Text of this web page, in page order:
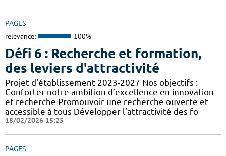
PAGES
relevance: 100%
Défi 6 : Recherche et formation,
des leviers d'attractivité
Projet d'établissement 2023-2027 Nos objectifs :
Conforter notre ambition d’excellence en innovation
et recherche Promouvoir une recherche ouverte et
accessible à tous Développer l’attractivité des fo
18/02/2026 15:25
PAGES